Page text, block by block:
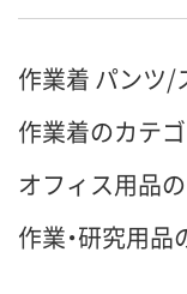
お届け日
販売停止中
作業着 パンツ/
作業着のカテ
オフィス用品
作業・研究用